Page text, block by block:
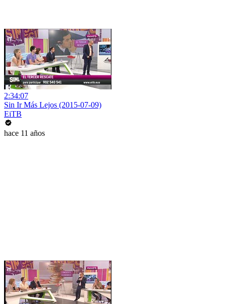
2:34:07
Sin Ir Más Lejos (2015-07-09)
EiTB
hace 11 años